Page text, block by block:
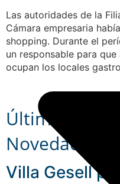
Las autoridades de la
Cámara empresaria
shopping. Durante el
un responsable para
ocupan los locales
Últimas:
Novedades
Villa Gesell